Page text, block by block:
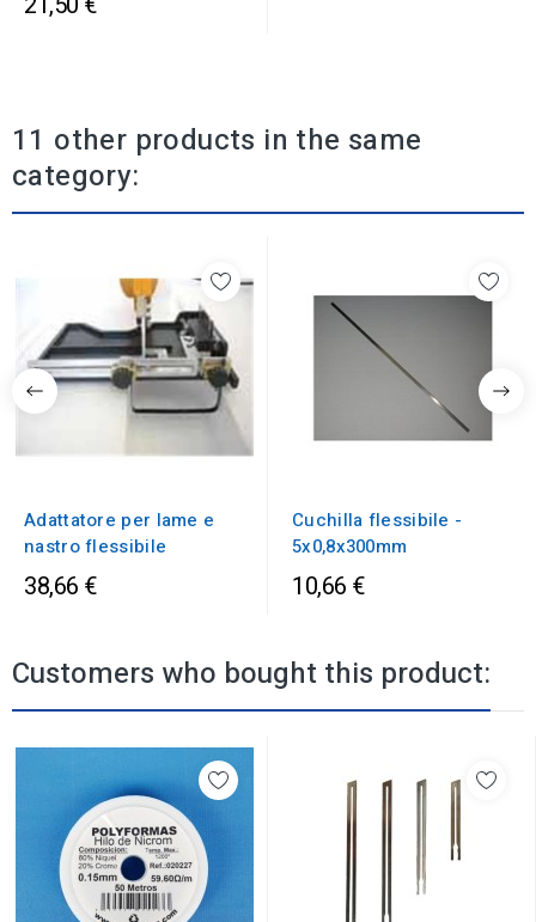
11 other products in the same
category:
Adattatore per lame e
nastro flessibile
38,66 €
Cuchilla flessibile -
5x0,8x300mm
10,66 €
Customers who bought this product: